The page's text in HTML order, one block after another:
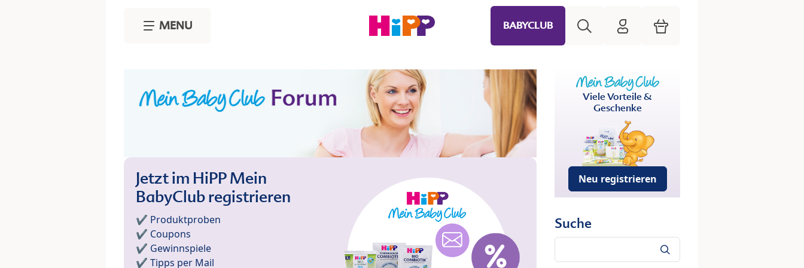
MENU BABYCLUB HiPP Mein Babyclub
Warenkorb
Jetzt im HiPP Mein
BabyClub registrieren
✔️ Produktproben
✔️ Coupons
✔️ Gewinnspiele
✔️ Tipps per Mail
Viele Vorteile &
Geschenke
Neu registrieren
Suche